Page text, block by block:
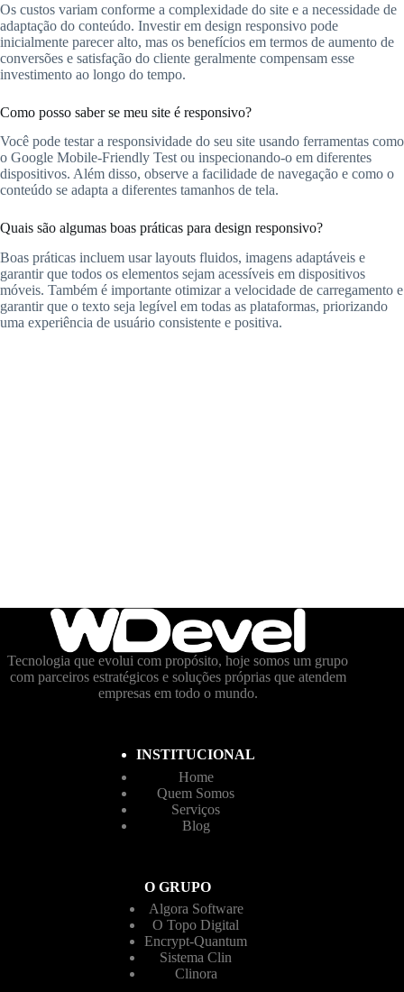
Os custos variam conforme a complexidade do site e a necessidade de
adaptação do conteúdo. Investir em design responsivo pode
inicialmente parecer alto, mas os benefícios em termos de aumento de
conversões e satisfação do cliente geralmente compensam esse
investimento ao longo do tempo.
Como posso saber se meu site é responsivo?
Você pode testar a responsividade do seu site usando ferramentas como
o Google Mobile-Friendly Test ou inspecionando-o em diferentes
dispositivos. Além disso, observe a facilidade de navegação e como o
conteúdo se adapta a diferentes tamanhos de tela.
Quais são algumas boas práticas para design responsivo?
Boas práticas incluem usar layouts fluidos, imagens adaptáveis e
garantir que todos os elementos sejam acessíveis em dispositivos
móveis. Também é importante otimizar a velocidade de carregamento e
garantir que o texto seja legível em todas as plataformas, priorizando
uma experiência de usuário consistente e positiva.
Tecnologia que evolui com propósito, hoje somos um grupo
com parceiros estratégicos e soluções próprias que atendem
empresas em todo o mundo.
INSTITUCIONAL
Home
Quem Somos
Serviços
Blog
O GRUPO
Algora Software
O Topo Digital
Encrypt-Quantum
Sistema Clin
Clinora